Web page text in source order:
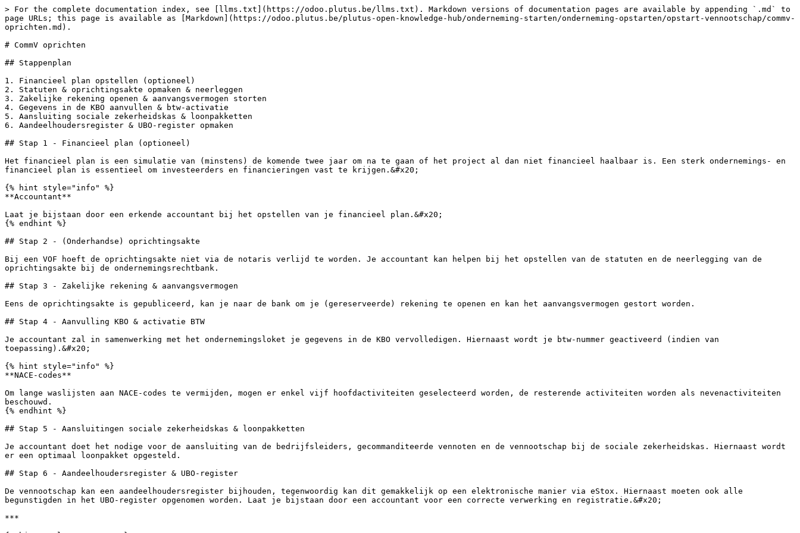
> For the complete documentation index, see [llms.txt](https://odoo.plutus.be/llms.txt). Markdown versions of documentation pages are available by appending `.md` to
page URLs; this page is available as [Markdown](https://odoo.plutus.be/plutus-open-knowledge-hub/onderneming-starten/onderneming-opstarten/opstart-vennootschap/commv-
oprichten.md).
# CommV oprichten
## Stappenplan
1. Financieel plan opstellen (optioneel)
2. Statuten & oprichtingsakte opmaken & neerleggen
3. Zakelijke rekening openen & aanvangsvermogen storten
4. Gegevens in de KBO aanvullen & btw-activatie
5. Aansluiting sociale zekerheidskas & loonpakketten
6. Aandeelhoudersregister & UBO-register opmaken
## Stap 1 - Financieel plan (optioneel)
Het financieel plan is een simulatie van (minstens) de komende twee jaar om na te gaan of het project al dan niet financieel haalbaar is. Een sterk ondernemings- en
financieel plan is essentieel om investeerders en financieringen vast te krijgen.&#x20;
{% hint style="info" %}
**Accountant**
Laat je bijstaan door een erkende accountant bij het opstellen van je financieel plan.&#x20;
{% endhint %}
## Stap 2 - (Onderhandse) oprichtingsakte
Bij een VOF hoeft de oprichtingsakte niet via de notaris verlijd te worden. Je accountant kan helpen bij het opstellen van de statuten en de neerlegging van de
oprichtingsakte bij de ondernemingsrechtbank.
## Stap 3 - Zakelijke rekening & aanvangsvermogen
Eens de oprichtingsakte is gepubliceerd, kan je naar de bank om je (gereserveerde) rekening te openen en kan het aanvangsvermogen gestort worden.
## Stap 4 - Aanvulling KBO & activatie BTW
Je accountant zal in samenwerking met het ondernemingsloket je gegevens in de KBO vervolledigen. Hiernaast wordt je btw-nummer geactiveerd (indien van
toepassing).&#x20;
{% hint style="info" %}
**NACE-codes**
Om lange waslijsten aan NACE-codes te vermijden, mogen er enkel vijf hoofdactiviteiten geselecteerd worden, de resterende activiteiten worden als nevenactiviteiten
beschouwd.
{% endhint %}
## Stap 5 - Aansluitingen sociale zekerheidskas & loonpakketten
Je accountant doet het nodige voor de aansluiting van de bedrijfsleiders, gecommanditeerde vennoten en de vennootschap bij de sociale zekerheidskas. Hiernaast wordt
er een optimaal loonpakket opgesteld.
## Stap 6 - Aandeelhoudersregister & UBO-register
De vennootschap kan een aandeelhoudersregister bijhouden, tegenwoordig kan dit gemakkelijk op een elektronische manier via eStox. Hiernaast moeten ook alle
begunstigden in het UBO-register opgenomen worden. Laat je bijstaan door een accountant voor een correcte verwerking en registratie.&#x20;
***